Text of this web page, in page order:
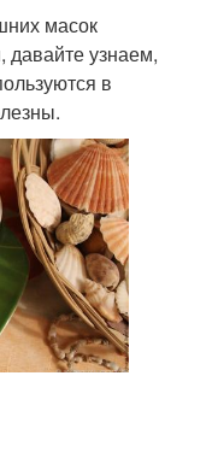
масок
давайте узнаем,
в